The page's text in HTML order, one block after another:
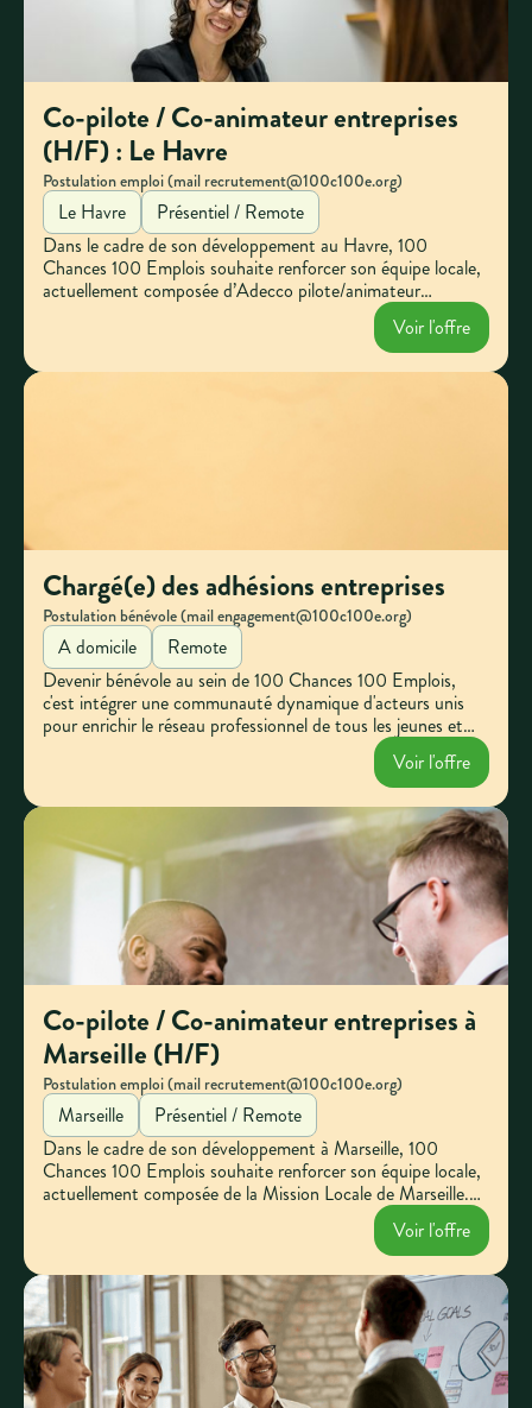
Co-pilote / Co-animateur entreprises
(H/F) : Le Havre
Postulation emploi (mail recrutement@100c100e.org)
Le Havre
Présentiel / Remote
Dans le cadre de son développement au Havre, 100
Chances 100 Emplois souhaite renforcer son équipe locale,
actuellement composée d’Adecco pilote/animateur
entreprises, et de la Mission Locale du Havre estuaire
Voir l'offre
Chargé(e) des adhésions entreprises
Postulation bénévole (mail engagement@100c100e.org)
A domicile
Remote
Devenir bénévole au sein de 100 Chances 100 Emplois,
c'est intégrer une communauté dynamique d'acteurs unis
pour enrichir le réseau professionnel de tous les jeunes et
renforcer leur confiance vers un projet professionnel
épanouissant. Notre association s'appuie sur des partenaires
engagés, dont 1450 entreprises, offrant aux jeunes un
accompagnement sur mesure à travers des conseils et des
solutions professionnelles partout en France.
Voir l'offre
Co-pilote / Co-animateur entreprises à
Marseille (H/F)
Postulation emploi (mail recrutement@100c100e.org)
Marseille
Présentiel / Remote
Dans le cadre de son développement à Marseille, 100
Chances 100 Emplois souhaite renforcer son équipe locale,
actuellement composée de la Mission Locale de Marseille.
Engagez-vous pour animer le réseau local et contribuer à
l'insertion des jeunes. Votre entreprise peut faire laVoir l'offre